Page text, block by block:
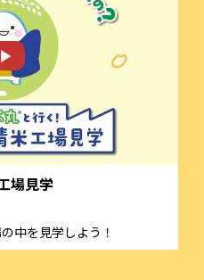
場見学
中を見学しよう！